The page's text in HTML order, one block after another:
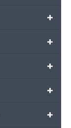
+
+
+
+
+